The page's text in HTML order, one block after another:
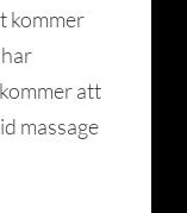
kommer
att
massage